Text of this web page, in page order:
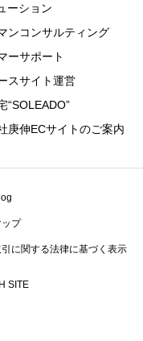
ーション
ンコンサルティング
ーサポート
スサイト運営
“SOLEADO”
庚伸ECサイトのご案内
プ
に関する法律に基づく表示
SITE